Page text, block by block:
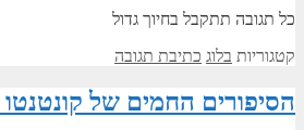
כל תגובה תתקבל בחיוך גדול
קטגוריות בלוג כתיבת תגובה
הסיפורים החמים של